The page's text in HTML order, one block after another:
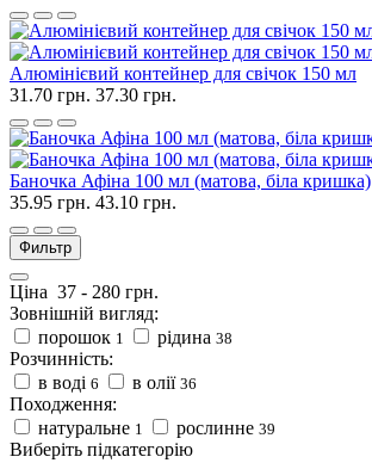
Алюмінієвий контейнер для свічок 150 мл
31.70 грн. 37.30 грн.
Баночка Афіна 100 мл (матова, біла кришка)
35.95 грн. 43.10 грн.
Фильтр
Ціна 37 - 280 грн.
Зовнішній вигляд:
порошок 1 рідина 38
Розчинність:
в воді 6 в олії 36
Походження:
натуральне 1 рослинне 39
Виберіть підкатегорію